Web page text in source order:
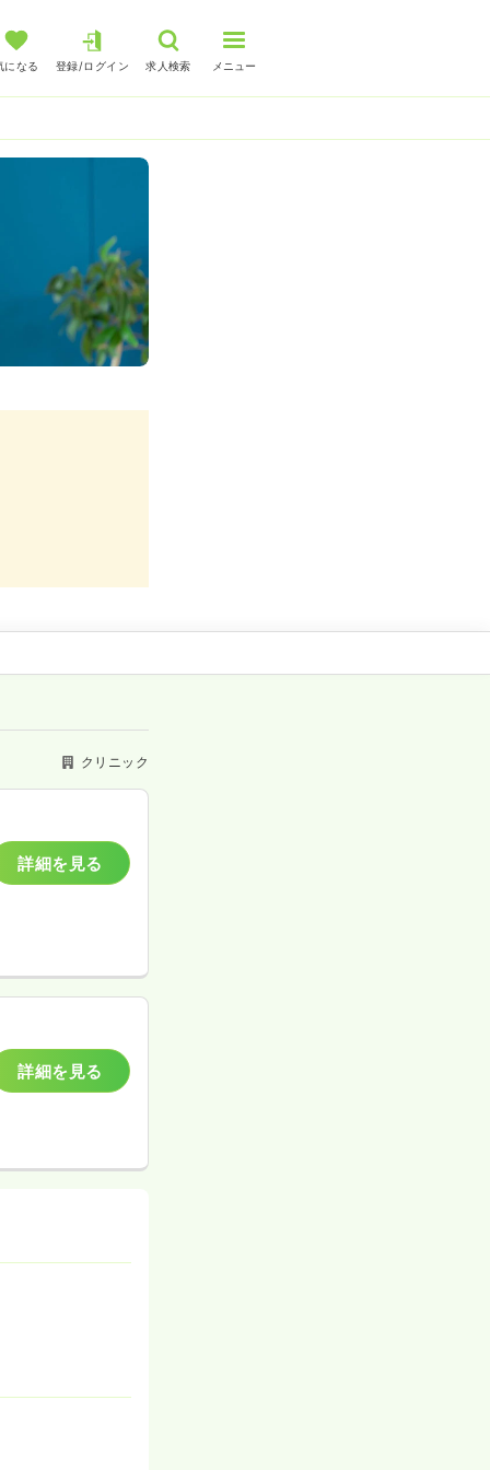
になる 登録/ログイン 求人検索 メニュー
クリニック
詳細を見る
詳細を見る